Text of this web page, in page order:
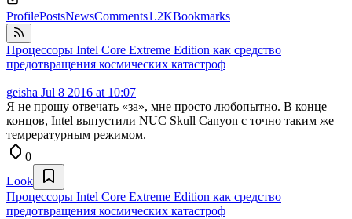
ProfilePostsNewsComments1.2KBookmarks
Процессоры Intel Core Extreme Edition как средство
предотвращения космических катастроф
geisha Jul 8 2016 at 10:07
Я не прошу отвечать «за», мне просто любопытно. В конце
концов, Intel выпустили NUC Skull Canyon с точно таким же
темрературным режимом.
0
Look
Процессоры Intel Core Extreme Edition как средство
предотвращения космических катастроф